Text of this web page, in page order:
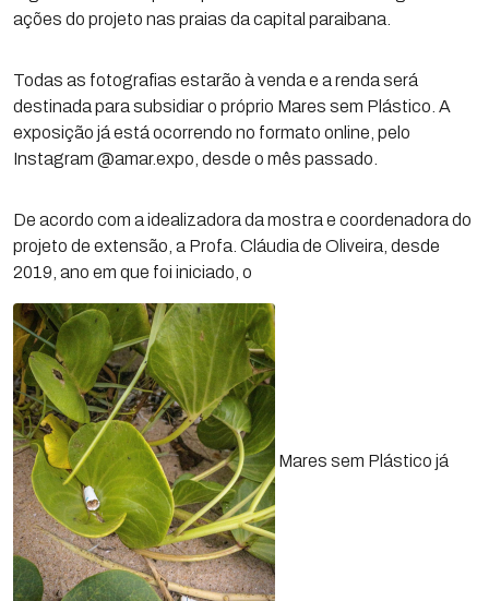
ações do projeto nas praias da capital paraibana.
Todas as fotografias estarão à venda e a renda será
destinada para subsidiar o próprio Mares sem Plástico. A
exposição já está ocorrendo no formato online, pelo
Instagram @amar.expo, desde o mês passado.
De acordo com a idealizadora da mostra e coordenadora do
projeto de extensão, a Profa. Cláudia de Oliveira, desde
2019, ano em que foi iniciado, o
Mares sem Plástico já